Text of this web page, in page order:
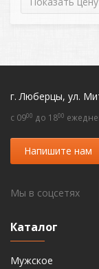
г. Люберцы, ул.
c 0900 до 1800
Напишите нам
Мы в соцсетях
Каталог
Мужское